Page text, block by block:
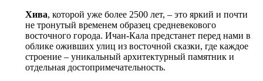
Хива, которой уже более 2500 лет, – это яркий и почти
не тронутый временем образец средневекового
восточного города. Ичан-Кала предстанет перед нами в
облике оживших улиц из восточной сказки, где каждое
строение – уникальный архитектурный памятник и
отдельная достопримечательность.